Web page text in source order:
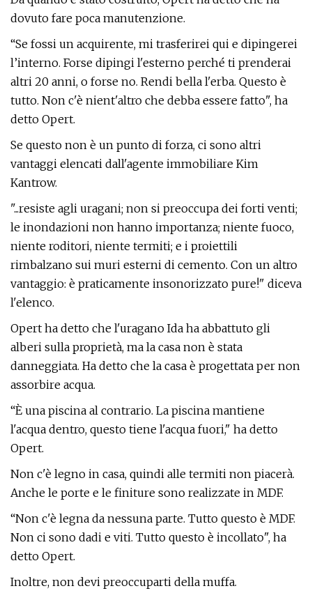
dovuto fare poca manutenzione.
“Se fossi un acquirente, mi trasferirei qui e dipingerei
l’interno. Forse dipingi l'esterno perché ti prenderai
altri 20 anni, o forse no. Rendi bella l'erba. Questo è
tutto. Non c'è nient'altro che debba essere fatto", ha
detto Opert.
Se questo non è un punto di forza, ci sono altri
vantaggi elencati dall'agente immobiliare Kim
Kantrow.
"...resiste agli uragani; non si preoccupa dei forti venti;
le inondazioni non hanno importanza; niente fuoco,
niente roditori, niente termiti; e i proiettili
rimbalzano sui muri esterni di cemento. Con un altro
vantaggio: è praticamente insonorizzato pure!" diceva
l'elenco.
Opert ha detto che l'uragano Ida ha abbattuto gli
alberi sulla proprietà, ma la casa non è stata
danneggiata. Ha detto che la casa è progettata per non
assorbire acqua.
“È una piscina al contrario. La piscina mantiene
l'acqua dentro, questo tiene l'acqua fuori," ha detto
Opert.
Non c'è legno in casa, quindi alle termiti non piacerà.
Anche le porte e le finiture sono realizzate in MDF.
“Non c'è legna da nessuna parte. Tutto questo è MDF.
Non ci sono dadi e viti. Tutto questo è incollato", ha
detto Opert.
Inoltre, non devi preoccuparti della muffa.